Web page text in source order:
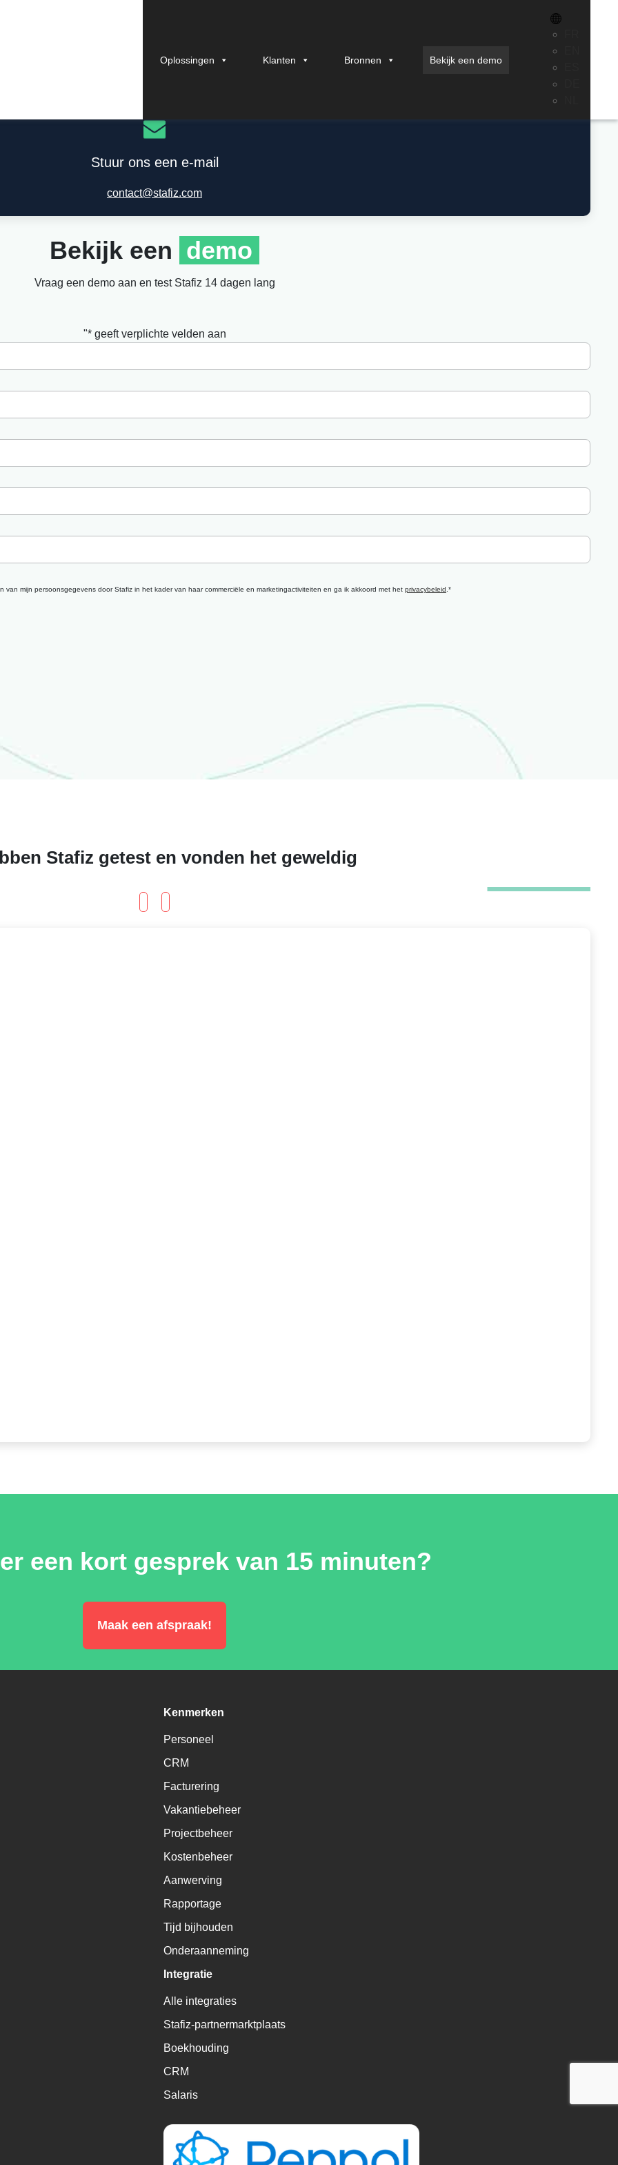
Oplossingen Klanten Bronnen Bekijk een demo
Stuur ons een e-mail
contact@stafiz.com
Bekijk een demo
Vraag een demo aan en test Stafiz 14 dagen lang
"*geeft verplichte velden aan
mijn persoonsgegevens door Stafiz in het kader van haar commerciële en marketingactiviteiten en ga ik akkoord met het privacybeleid .*
Stafiz getest en vonden het geweldig
een kort gesprek van 15 minuten?
Maak een afspraak!
Kenmerken
Personeel
CRM
Facturering
Vakantiebeheer
Projectbeheer
Kostenbeheer
Aanwerving
Rapportage
Tijd bijhouden
Onderaanneming
Integratie
Alle integraties
Stafiz-partnermarktplaats
Boekhouding
CRM
Salaris